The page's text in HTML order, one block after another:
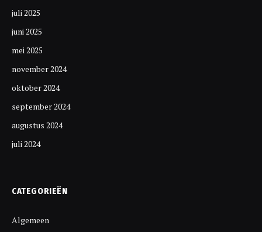
juli 2025
juni 2025
mei 2025
november 2024
oktober 2024
september 2024
augustus 2024
juli 2024
CATEGORIEËN
Algemeen